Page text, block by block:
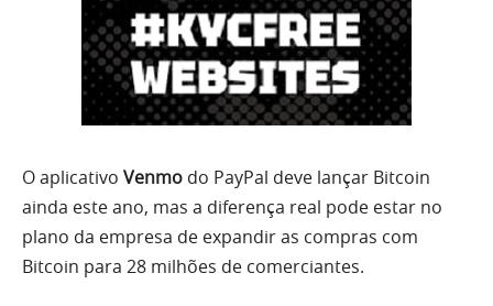
O aplicativo Venmo do PayPal deve lançar Bitcoin
ainda este ano, mas a diferença real pode estar no
plano da empresa de expandir as compras com
Bitcoin para 28 milhões de comerciantes.